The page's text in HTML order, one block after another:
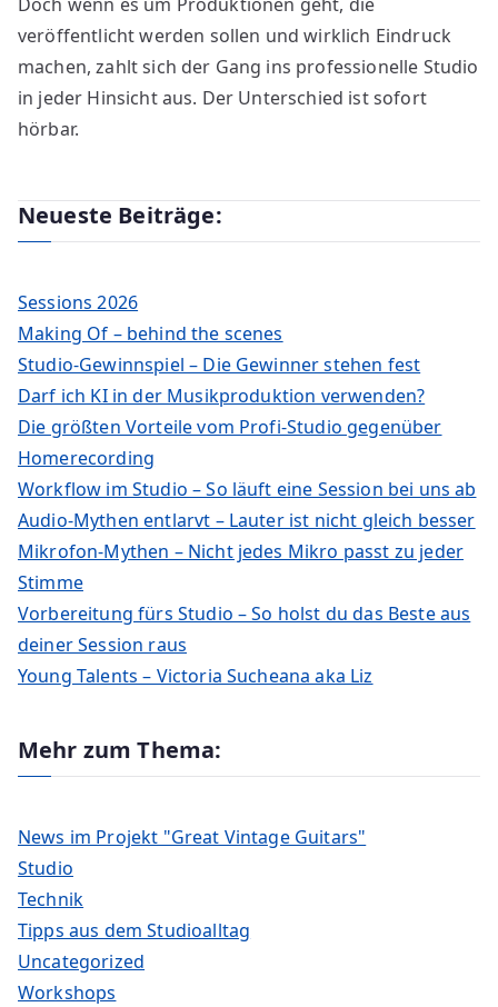
veröffentlicht werden sollen und wirklich Eindruck
machen, zahlt sich der Gang ins professionelle Studio
in jeder Hinsicht aus. Der Unterschied ist sofort
hörbar.
Neueste Beiträge:
Sessions 2026
Making Of – behind the scenes
Studio-Gewinnspiel – Die Gewinner stehen fest
Darf ich KI in der Musikproduktion verwenden?
Die größten Vorteile vom Profi-Studio gegenüber
Homerecording
Workflow im Studio – So läuft eine Session bei uns ab
Audio-Mythen entlarvt – Lauter ist nicht gleich besser
Mikrofon-Mythen – Nicht jedes Mikro passt zu jeder
Stimme
Vorbereitung fürs Studio – So holst du das Beste aus
deiner Session raus
Young Talents – Victoria Sucheana aka Liz
Mehr zum Thema:
News im Projekt "Great Vintage Guitars"
Studio
Technik
Tipps aus dem Studioalltag
Uncategorized
Workshops